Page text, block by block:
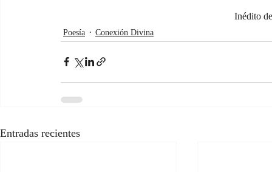
Inédito
Poesía Conexión Divina
Entradas recientes